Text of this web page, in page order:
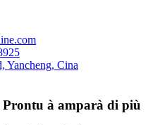
Yancheng, Cina
à amparà di più